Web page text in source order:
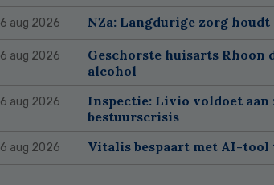
6 aug 2026 NZa: Langdurige zorg
6 aug 2026
Geschorste huisarts Rhoon
alcohol
6 aug 2026
Inspectie: Livio voldoet aan
bestuurscrisis
6 aug 2026 Vitalis bespaart met AI-